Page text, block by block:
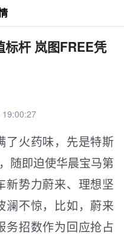
标杆 岚图FREE凭
19:00:27
了火药味，先是特斯
随即迫使华晨宝马第
新势力蔚来、理想坚
澜不惊，比如，蔚来
务招数作为回应抢占